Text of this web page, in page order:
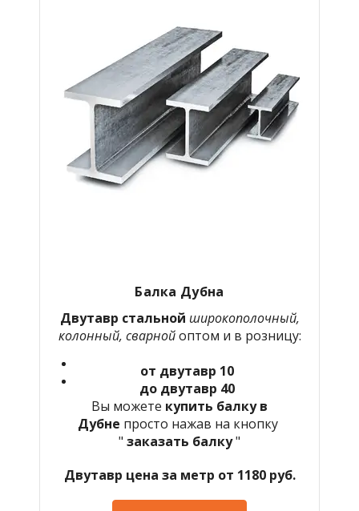
Балка Дубна
Двутавр стальной широкополочный,
колонный, сварнойоптом и в розницу:
от двутавр 10
до двутавр 40
Вы можете купить балку в
Дубне просто нажав на кнопку
" заказать балку"
Двутавр цена за метр от 1180 руб.